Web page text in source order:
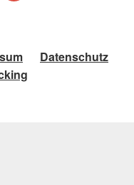
Datenschutz